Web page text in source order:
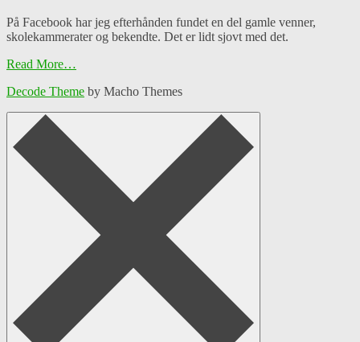
På Facebook har jeg efterhånden fundet en del gamle venner,
skolekammerater og bekendte. Det er lidt sjovt med det.
Read More…
Decode Theme by Macho Themes